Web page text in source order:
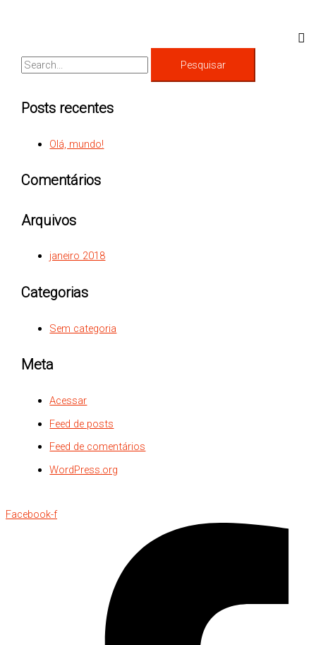
Posts recentes
Olá, mundo!
Comentários
Arquivos
janeiro 2018
Categorias
Sem categoria
Meta
Acessar
Feed de posts
Feed de comentários
WordPress.org
Facebook-f